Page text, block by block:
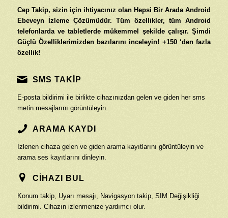
Cep Takip, sizin için ihtiyacınız olan Hepsi Bir Arada Android
Ebeveyn İzleme Çözümüdür. Tüm özellikler, tüm Android
telefonlarda ve tabletlerde mükemmel şekilde çalışır. Şimdi
Güçlü Özelliklerimizden bazılarını inceleyin! +150 ‘den fazla
özellik!
SMS TAKİP
E-posta bildirimi ile birlikte cihazınızdan gelen ve giden her sms
metin mesajlarını görüntüleyin.
ARAMA KAYDI
İzlenen cihaza gelen ve giden arama kayıtlarını görüntüleyin ve
arama ses kayıtlarını dinleyin.
CİHAZI BUL
Konum takip, Uyarı mesajı, Navigasyon takip, SIM Değişikliği
bildirimi. Cihazın izlenmenize yardımcı olur.